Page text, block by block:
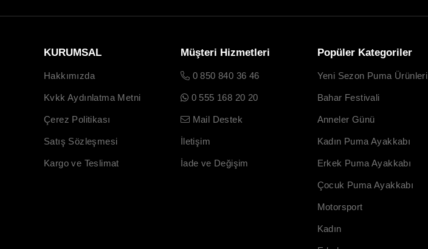
KURUMSAL
Hakkımızda
Kvkk Aydınlatma Metni
Çerez Politikası
Satış Sözleşmesi
Kargo ve Teslimat
Müşteri Hizmetleri
0 850 840 36 46
0 555 168 20 20
Mail Destek
İletişim
İade ve Değişim
Popüler Kategoriler
Yeni Sezon Puma Ürünleri
Bahar Festivali
Anneler Günü
Kadın Puma Ayakkabı
Erkek Puma Ayakkabı
Çocuk Puma Ayakkabı
Motorsport
Kadın